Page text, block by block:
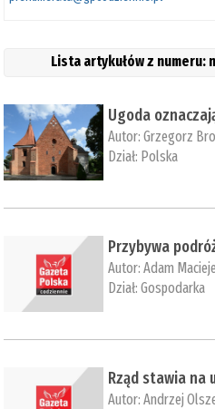
Lista artykułów z numeru:
Ugoda
Autor:Grzegorz
Dział: Polska
Przybywa
Autor:Adam
Dział:Gospodarka
Rząd stawia na
Autor:Andrzej